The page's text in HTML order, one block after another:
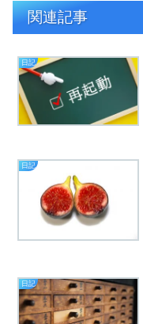
関連記事
日記
日記
日記